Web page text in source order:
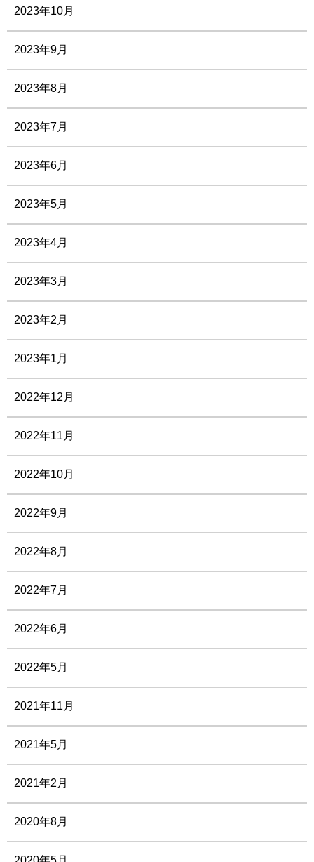
2023年10月
2023年9月
2023年8月
2023年7月
2023年6月
2023年5月
2023年4月
2023年3月
2023年2月
2023年1月
2022年12月
2022年11月
2022年10月
2022年9月
2022年8月
2022年7月
2022年6月
2022年5月
2021年11月
2021年5月
2021年2月
2020年8月